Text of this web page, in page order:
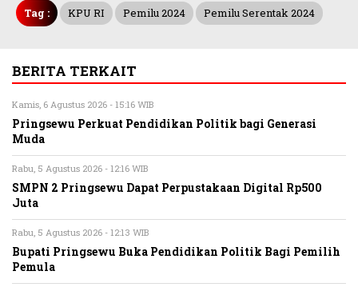
Tag : KPU RI Pemilu 2024 Pemilu Serentak 2024
BERITA TERKAIT
Kamis, 6 Agustus 2026 - 15:16 WIB
Pringsewu Perkuat Pendidikan Politik bagi Generasi
Muda
Rabu, 5 Agustus 2026 - 12:16 WIB
SMPN 2 Pringsewu Dapat Perpustakaan Digital Rp500
Juta
Rabu, 5 Agustus 2026 - 12:13 WIB
Bupati Pringsewu Buka Pendidikan Politik Bagi Pemilih
Pemula